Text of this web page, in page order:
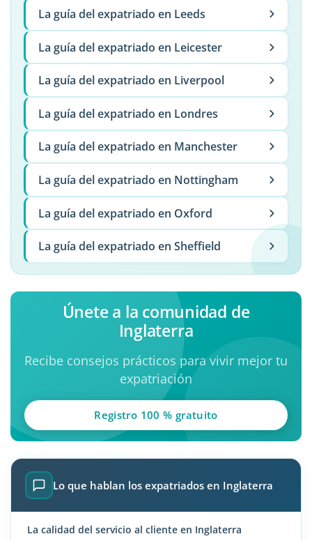
La guía del expatriado en Leeds
La guía del expatriado en Leicester
La guía del expatriado en Liverpool
La guía del expatriado en Londres
La guía del expatriado en Manchester
La guía del expatriado en Nottingham
La guía del expatriado en Oxford
La guía del expatriado en Sheffield
Únete a la comunidad de
Inglaterra
Recibe consejos prácticos para vivir mejor tu
expatriación
Registro 100 % gratuito
Lo que hablan los expatriados en Inglaterra
La calidad del servicio al cliente en Inglaterra